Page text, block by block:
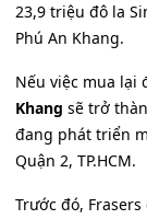
23,9 triệu đô la
Phú An Khang.
Nếu việc mua lại
Khang sẽ trở
đang phát triển
Quận 2, TP.HCM.
Trước đó,